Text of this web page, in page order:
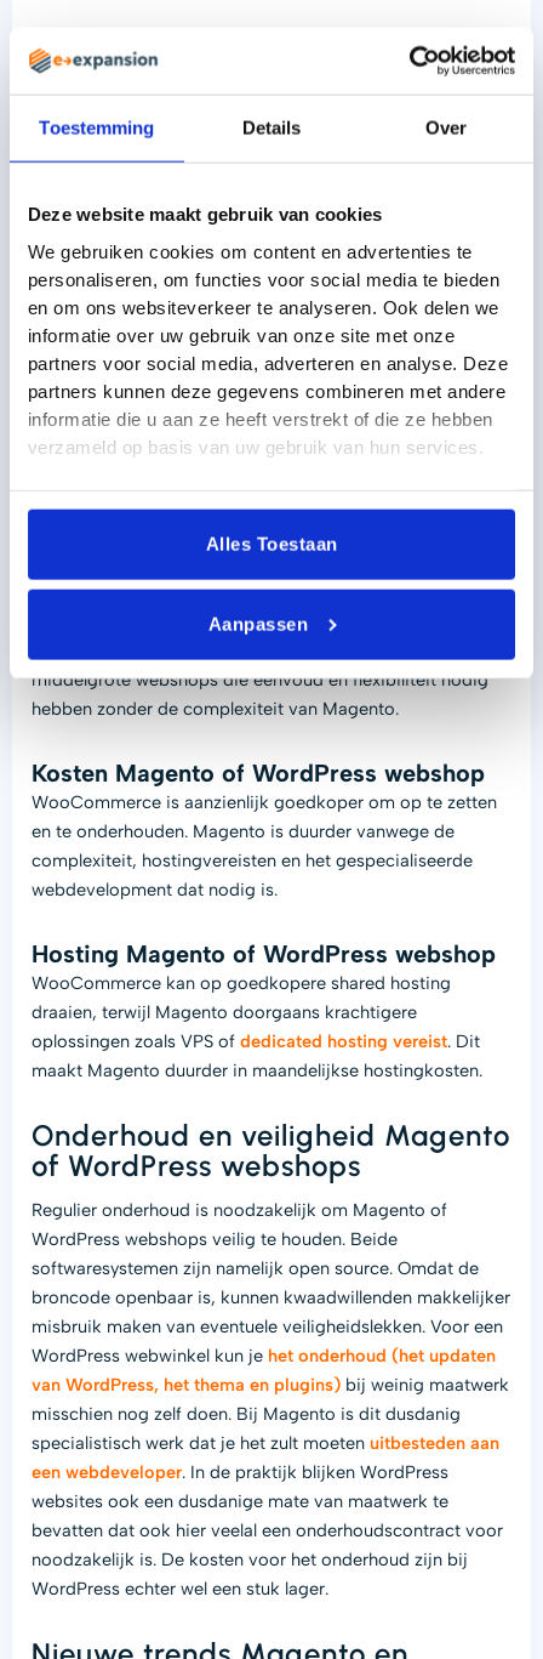
Toestemming Details Over
Deze website maakt gebruik van cookies
We gebruiken cookies om content en advertenties te
personaliseren, om functies voor social media te bieden
en om ons websiteverkeer te analyseren. Ook delen we
informatie over uw gebruik van onze site met onze
partners voor social media, adverteren en analyse. Deze
partners kunnen deze gegevens combineren met andere
informatie die u aan ze heeft verstrekt of die ze hebben
verzameld op basis van uw gebruik van hun services.
Alles Toestaan
Aanpassen
Overeenkomsten en verschillen
Overweeg je om Magento of WordPress te kiezen als
webshop software? Dan is het goed om stil te staan bij
bespreken.
Grootte van je Magento of WordPress
webshop
Eén van de belangrijkste verschillen tussen Magento en
WordPress schuilt in de geschiktheid voor grote en
complexe webshops. Magento is gemaakt als e-commerce
platform, terwijl WordPress een CMS is met eventuele extra
webshop functionaliteiten. Wil je een WooCommerce
omgeving, dan zal het geheel uiteindelijk beginnen te
wankelen. Je bouwt dan namelijk te veel bovenop een
grote en professionele webshop wil (nu of in de toekomst)
kan daarom beter niet voor WordPress kiezen.
middelgrote webshops die eenvoud en flexibiliteit nodig
hebben zonder de complexiteit van Magento.
Kosten Magento of WordPress webshop
WooCommerce is aanzienlijk goedkoper om op te zetten
en te onderhouden. Magento is duurder vanwege de
complexiteit, hostingvereisten en het gespecialiseerde
webdevelopment dat nodig is.
Hosting Magento of WordPress webshop
WooCommerce kan op goedkopere shared hosting
draaien, terwijl Magento doorgaans krachtigere
oplossingen zoals VPS of dedicated hosting vereist. Dit
maakt Magento duurder in maandelijkse hostingkosten.
Onderhoud en veiligheid Magento
of WordPress webshops
Regulier onderhoud is noodzakelijk om Magento of
WordPress webshops veilig te houden. Beide
softwaresystemen zijn namelijk open source. Omdat de
broncode openbaar is, kunnen kwaadwillenden makkelijker
misbruik maken van eventuele veiligheidslekken. Voor een
WordPress webwinkel kun je het onderhoud (het updaten
van WordPress, het thema en plugins) bij weinig maatwerk
misschien nog zelf doen. Bij Magento is dit dusdanig
specialistisch werk dat je het zult moeten uitbesteden aan
een webdeveloper. In de praktijk blijken WordPress
websites ook een dusdanige mate van maatwerk te
bevatten dat ook hier veelal een onderhoudscontract voor
noodzakelijk is. De kosten voor het onderhoud zijn bij
WordPress echter wel een stuk lager.